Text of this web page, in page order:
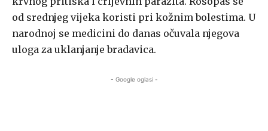
od srednjeg vijeka koristi pri kožnim bolestima. U
narodnoj se medicini do danas očuvala njegova
uloga za uklanjanje bradavica.
- Google oglasi -